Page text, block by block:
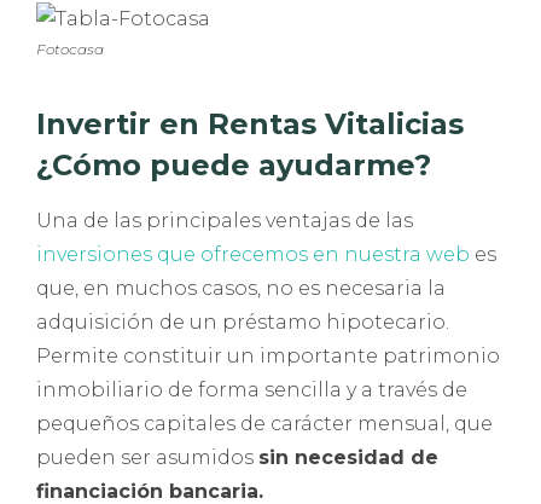
Fotocasa
Invertir en Rentas Vitalicias
¿Cómo puede ayudarme?
Una de las principales ventajas de las
inversiones que ofrecemos en nuestra web es
que, en muchos casos, no es necesaria la
adquisición de un préstamo hipotecario.
Permite constituir un importante patrimonio
inmobiliario de forma sencilla y a través de
pequeños capitales de carácter mensual, que
pueden ser asumidos sin necesidad de
financiación bancaria.